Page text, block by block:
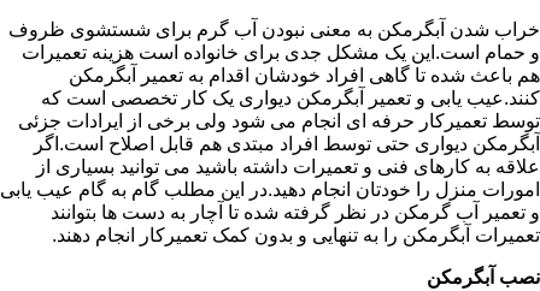
خراب شدن آبگرمکن به معنی نبودن آب گرم برای شستشوی ظروف
و حمام است.این یک مشکل جدی برای خانواده است هزینه تعمیرات
هم باعث شده تا گاهی افراد خودشان اقدام به تعمیر آبگرمکن
کنند.عیب یابی و تعمیر آبگرمکن دیواری یک کار تخصصی است که
توسط تعمیرکار حرفه ای انجام می شود ولی برخی از ایرادات جزئی
آبگرمکن دیواری حتی توسط افراد مبتدی هم قابل اصلاح است.اگر
علاقه به کارهای فنی و تعمیرات داشته باشید می توانید بسیاری از
امورات منزل را خودتان انجام دهید.در این مطلب گام به گام عیب یابی
و تعمیر آب گرمکن در نظر گرفته شده تا آچار به دست ها بتوانند
تعمیرات آبگرمکن را به تنهایی و بدون کمک تعمیرکار انجام دهند.
نصب آبگرمکن